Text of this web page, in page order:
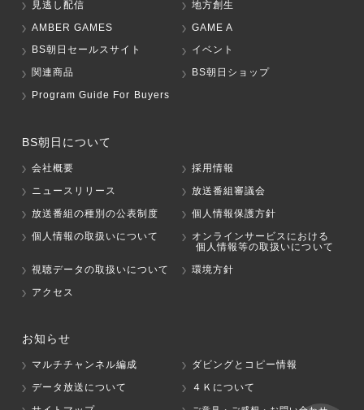
見逃し配信
地方創生
AMBER GAMES
GAME A
BS朝日セールスサイト
イベント
関連商品
BS朝日ショップ
Program Guide For Buyers
BS朝日について
会社概要
採用情報
ニュースリリース
放送番組審議会
放送番組の種別の公表制度
個人情報保護方針
個人情報の取扱いについて
オンラインサービスにおける
個人情報等の取扱いについて
視聴データの取扱いについて
環境方針
アクセス
お知らせ
マルチチャンネル編成
ダビングとコピー情報
データ放送について
４Ｋについて